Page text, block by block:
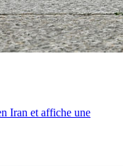
Iran et affiche une